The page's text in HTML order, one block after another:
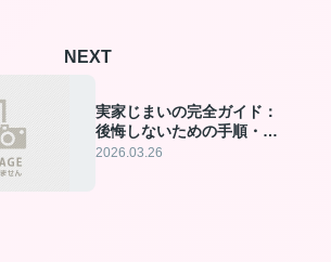
NEXT
実家じまいの完全ガイド：
後悔しないための手順・費
用・専門家の選び方
2026.03.26